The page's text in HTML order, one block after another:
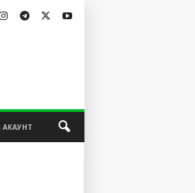
АКАУНТ